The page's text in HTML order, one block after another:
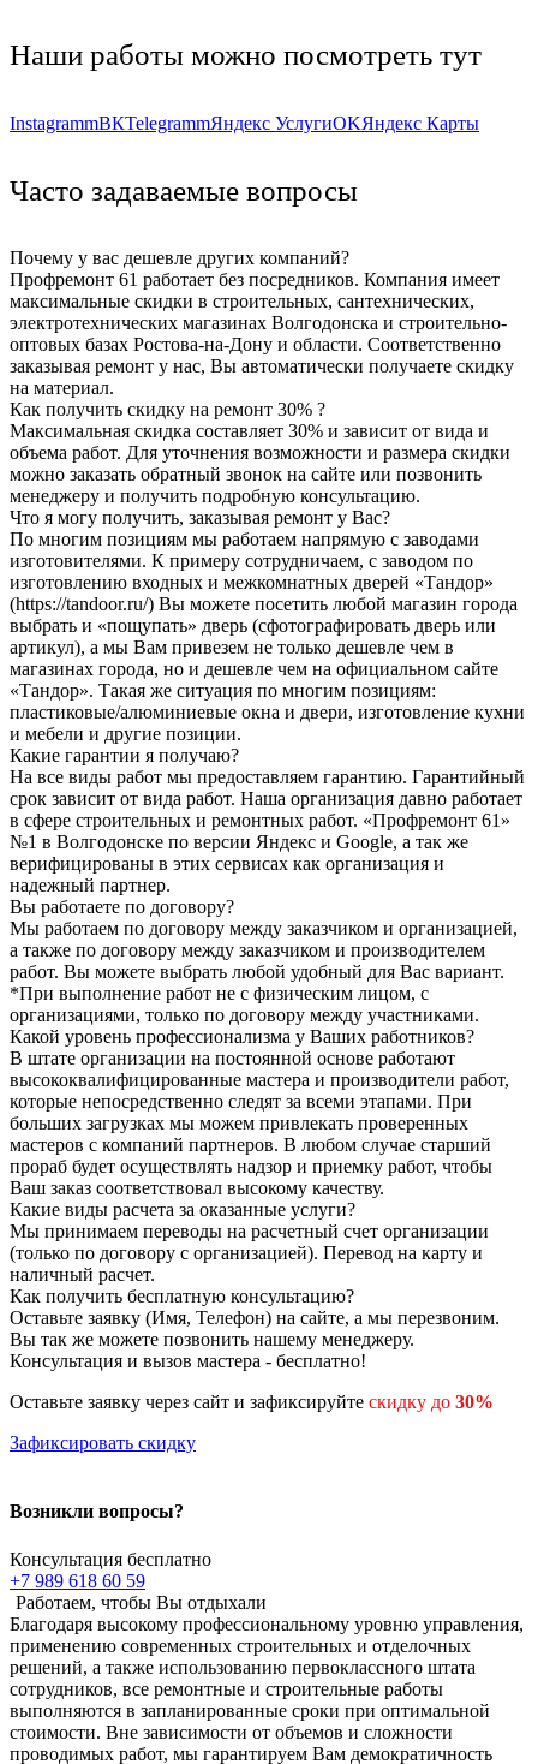
Наши работы можно посмотреть тут
InstagrammВКTelegrammЯндекс УслугиOKЯндекс Карты
Часто задаваемые вопросы
Почему у вас дешевле других компаний?
Профремонт 61 работает без посредников. Компания имеет
максимальные скидки в строительных, сантехнических,
электротехнических магазинах Волгодонска и строительно-
оптовых базах Ростова-на-Дону и области. Соответственно
заказывая ремонт у нас, Вы автоматически получаете скидку
на материал.
Как получить скидку на ремонт 30% ?
Максимальная скидка составляет 30% и зависит от вида и
объема работ. Для уточнения возможности и размера скидки
можно заказать обратный звонок на сайте или позвонить
менеджеру и получить подробную консультацию.
Что я могу получить, заказывая ремонт у Вас?
По многим позициям мы работаем напрямую с заводами
изготовителями. К примеру сотрудничаем, с заводом по
изготовлению входных и межкомнатных дверей «Тандор»
(https://tandoor.ru/) Вы можете посетить любой магазин города
выбрать и «пощупать» дверь (сфотографировать дверь или
артикул), а мы Вам привезем не только дешевле чем в
магазинах города, но и дешевле чем на официальном сайте
«Тандор». Такая же ситуация по многим позициям:
пластиковые/алюминиевые окна и двери, изготовление кухни
и мебели и другие позиции.
Какие гарантии я получаю?
На все виды работ мы предоставляем гарантию. Гарантийный
срок зависит от вида работ. Наша организация давно работает
в сфере строительных и ремонтных работ. «Профремонт 61»
№1 в Волгодонске по версии Яндекс и Google, а так же
верифицированы в этих сервисах как организация и
надежный партнер.
Вы работаете по договору?
Мы работаем по договору между заказчиком и организацией,
а также по договору между заказчиком и производителем
работ. Вы можете выбрать любой удобный для Вас вариант.
*При выполнение работ не с физическим лицом, с
организациями, только по договору между участниками.
Какой уровень профессионализма у Ваших работников?
В штате организации на постоянной основе работают
высококвалифицированные мастера и производители работ,
которые непосредственно следят за всеми этапами. При
больших загрузках мы можем привлекать проверенных
мастеров с компаний партнеров. В любом случае старший
прораб будет осуществлять надзор и приемку работ, чтобы
Ваш заказ соответствовал высокому качеству.
Какие виды расчета за оказанные услуги?
Мы принимаем переводы на расчетный счет организации
(только по договору с организацией). Перевод на карту и
наличный расчет.
Как получить бесплатную консультацию?
Оставьте заявку (Имя, Телефон) на сайте, а мы перезвоним.
Вы так же можете позвонить нашему менеджеру.
Консультация и вызов мастера - бесплатно!
Оставьте заявку через сайт и зафиксируйте скидку до 30%
Зафиксировать скидку
Возникли вопросы?
Консультация бесплатно
+7 989 618 60 59
Работаем, чтобы Вы отдыхали
Благодаря высокому профессиональному уровню управления,
применению современных строительных и отделочных
решений, а также использованию первоклассного штата
сотрудников, все ремонтные и строительные работы
выполняются в запланированные сроки при оптимальной
стоимости. Вне зависимости от объемов и сложности
проводимых работ, мы гарантируем Вам демократичность